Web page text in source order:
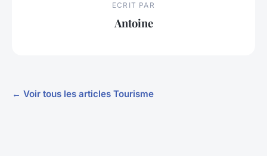
ECRIT PAR
Antoine
← Voir tous les articles Tourisme